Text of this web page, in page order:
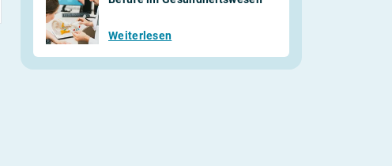
Weiterlesen